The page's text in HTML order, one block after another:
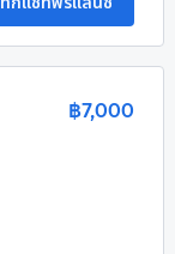
฿7,000